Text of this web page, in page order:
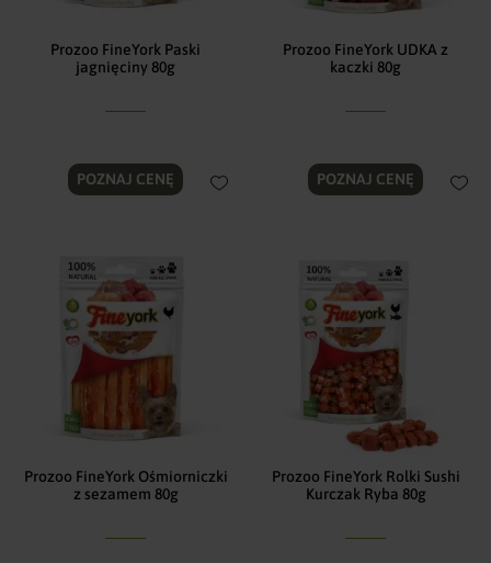
Prozoo FineYork Paski
jagnięciny 80g
POZNAJ CENĘ
Prozoo FineYork UDKA z
kaczki 80g
POZNAJ CENĘ
Prozoo FineYork Ośmiorniczki
z sezamem 80g
Prozoo FineYork Rolki Sushi
Kurczak Ryba 80g